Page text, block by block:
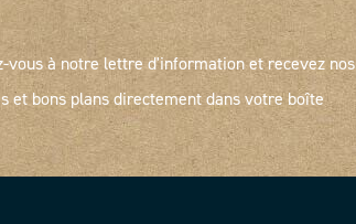
vous à notre lettre d'information et recevez nos
et bons plans directement dans votre boîte